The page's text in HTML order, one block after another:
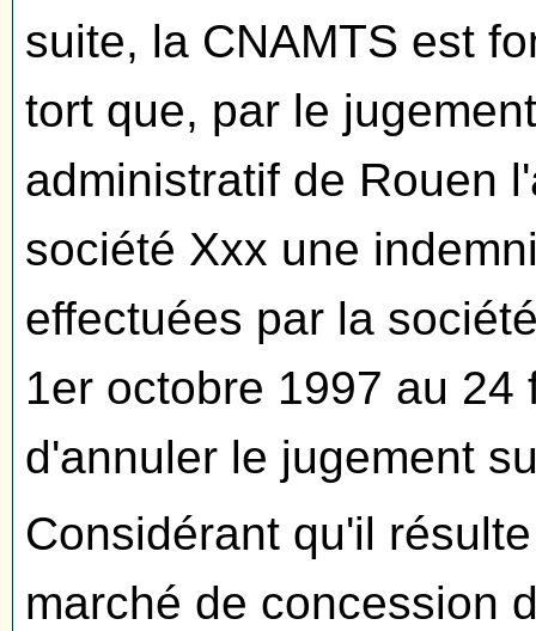
suite, la CNAMTS est
tort que, par le
administratif de Rouen
société Xxx une
effectuées par la
1er octobre 1997 au
d'annuler le jugement
Considérant qu'il
marché de concession